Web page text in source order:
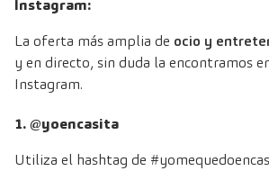
Instagram:
La oferta más amplia de ocio y
y en directo, sin duda la encontramos
Instagram.
1. @yoencasita
Utiliza el hashtag de